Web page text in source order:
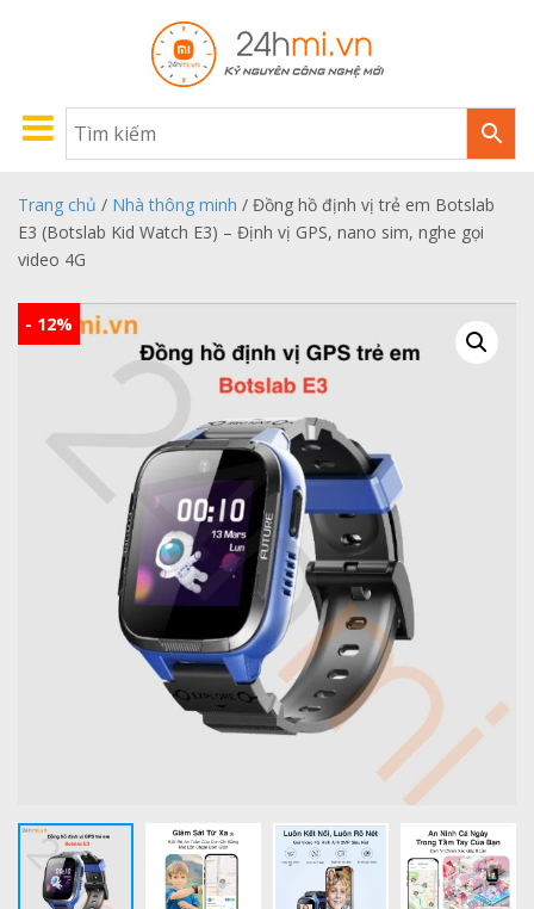
Trang chủ / Nhà thông minh / Đồng hồ định vị trẻ em Botslab
E3 (Botslab Kid Watch E3) – Định vị GPS, nano sim, nghe gọi
video 4G
- 12%